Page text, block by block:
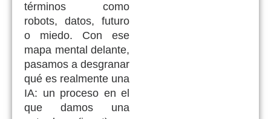
términos como
robots, datos, futuro
o miedo. Con ese
mapa mental delante,
pasamos a desgranar
qué es realmente una
IA: un proceso en el
que damos una